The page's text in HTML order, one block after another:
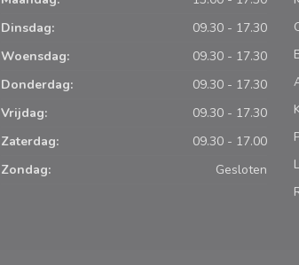
Dinsdag:
09.30 - 17.30
Woensdag:
09.30 - 17.30
Donderdag:
09.30 - 17.30
Vrijdag:
09.30 - 17.30
Zaterdag:
09.30 - 17.00
Zondag:
Gesloten